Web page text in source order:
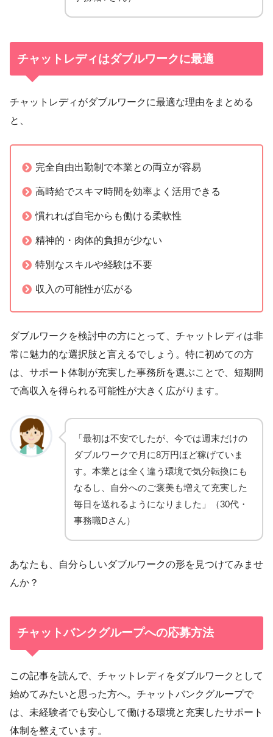
チャットレディはダブルワークに最適
チャットレディがダブルワークに最適な理由をまとめる
と、
完全自由出勤制で本業との両立が容易
高時給でスキマ時間を効率よく活用できる
慣れれば自宅からも働ける柔軟性
精神的・肉体的負担が少ない
特別なスキルや経験は不要
収入の可能性が広がる
ダブルワークを検討中の方にとって、チャットレディは非
常に魅力的な選択肢と言えるでしょう。特に初めての方
は、サポート体制が充実した事務所を選ぶことで、短期間
で高収入を得られる可能性が大きく広がります。
「最初は不安でしたが、今では週末だけの
ダブルワークで月に8万円ほど稼げていま
す。本業とは全く違う環境で気分転換にも
なるし、自分へのご褒美も増えて充実した
毎日を送れるようになりました」（30代・
事務職Dさん）
あなたも、自分らしいダブルワークの形を見つけてみませ
んか？
チャットバンクグループへの応募方法
この記事を読んで、チャットレディをダブルワークとして
始めてみたいと思った方へ。チャットバンクグループで
は、未経験者でも安心して働ける環境と充実したサポート
体制を整えています。